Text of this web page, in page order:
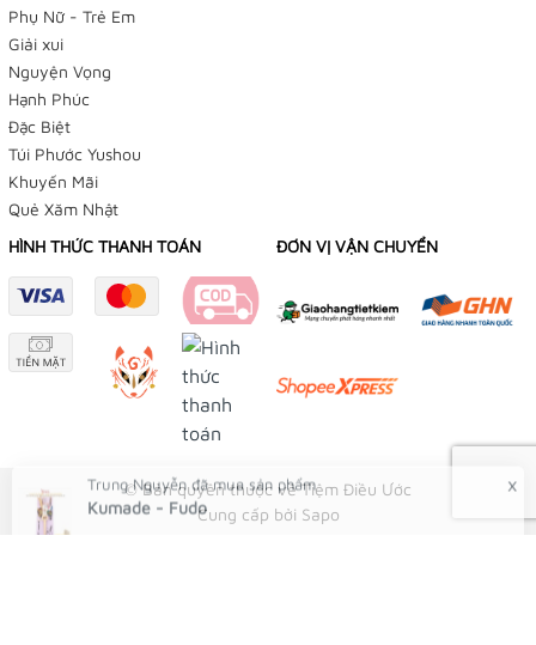
Phụ Nữ - Trẻ Em
Giải xui
Nguyện Vọng
Hạnh Phúc
Đặc Biệt
Túi Phước Yushou
Khuyến Mãi
Quẻ Xăm Nhật
HÌNH THỨC THANH TOÁN ĐƠN VỊ VẬN CHUYỂN
© Bản quyền thuộc về Tiệm Điều Ước
Cung cấp bởi Sapo